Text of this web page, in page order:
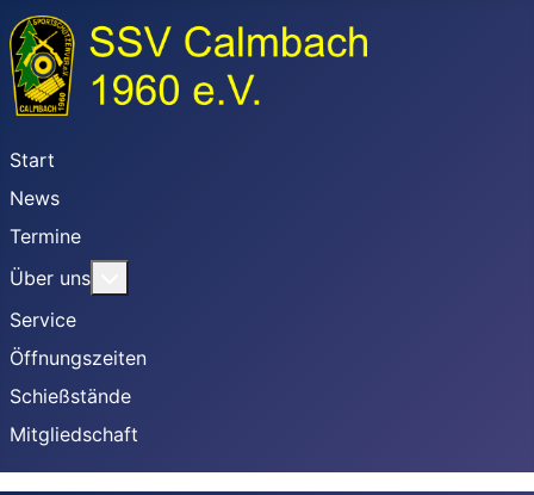
Start
News
Termine
Über uns
Service
Öffnungszeiten
Schießstände
Mitgliedschaft